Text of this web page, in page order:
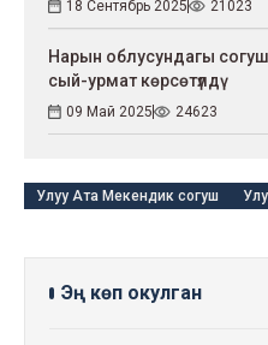
18 Сентябрь 2025 21023
Нарын облусундагы
сый-урмат көрсөтүлдү
09 Май 2025 24623
Улуу Ата Мекендик согуш
Эң көп окулган